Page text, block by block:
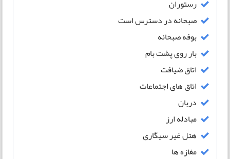
رستوران
صبحانه در دسترس است
بوفه صبحانه
بار روی پشت بام
اتاق ضیافت
اتاق های اجتماعات
دربان
مبادله ارز
هتل غیر سیگاری
مغازه ها